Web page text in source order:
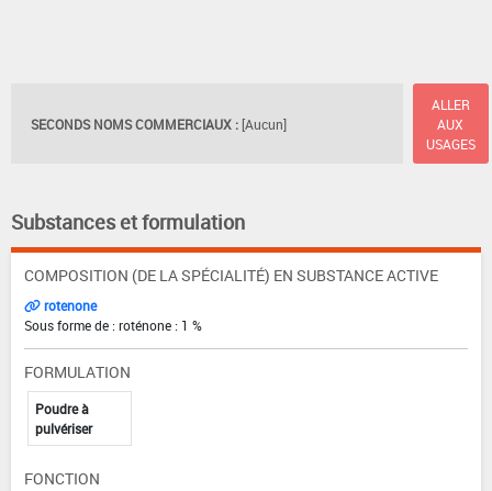
SECONDS NOMS COMMERCIAUX : [Aucun]
ALLER
AUX
USAGES
Substances et formulation
COMPOSITION (DE LA SPÉCIALITÉ) EN SUBSTANCE ACTIVE
rotenone
Sous forme de : roténone : 1 %
FORMULATION
Poudre à
pulvériser
FONCTION